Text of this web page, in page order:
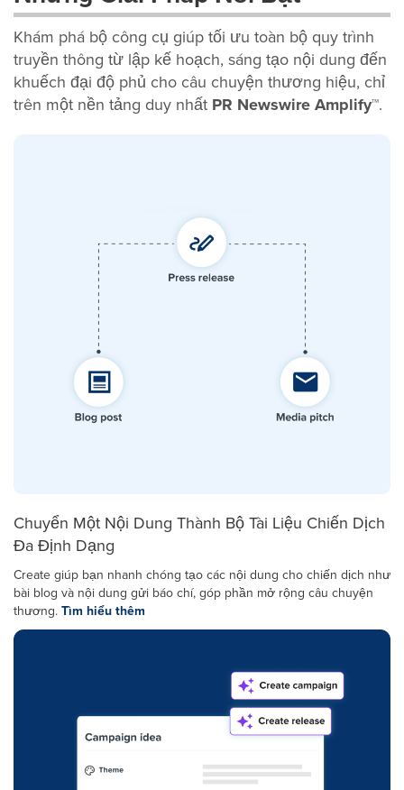
Khám phá bộ công cụ giúp tối ưu toàn bộ quy trình
truyền thông từ lập kế hoạch, sáng tạo nội dung đến
khuếch đại độ phủ cho câu chuyện thương hiệu, chỉ
trên một nền tảng duy nhất PR Newswire Amplify™.
Chuyển Một Nội Dung Thành Bộ Tài Liệu Chiến Dịch
Đa Định Dạng
Create giúp bạn nhanh chóng tạo các nội dung cho chiến dịch như
bài blog và nội dung gửi báo chí, góp phần mở rộng câu chuyện
thương.Tìm hiểu thêm